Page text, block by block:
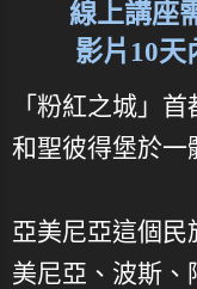
線上講座
影片10天
「粉紅之城」
和聖彼得堡於一
亞美尼亞這個民
美尼亞、波斯